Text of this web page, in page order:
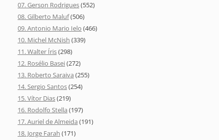
07. Gerson Rodrigues(552)
08. Gilberto Maluf(506)
09. Antonio Mario Ielo (466)
10. Michel McNish (339)
11. Walter Íris(298)
12. Rosélio Basei(272)
13. Roberto Saraiva (255)
14. Sergio Santos(254)
15. Vítor Dias(219)
16. Rodolfo Stella (197)
17. Auriel de Almeida (191)
18. Jorge Farah (171)